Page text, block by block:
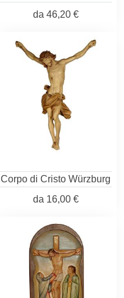
da 46,20 €
Corpo di Cristo Würzburg
da 16,00 €